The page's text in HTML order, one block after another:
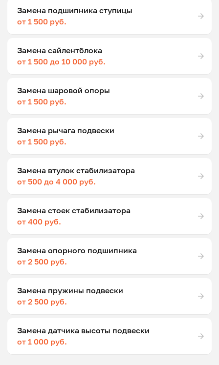
Замена подшипника ступицы
от 1 500 руб.
Замена сайлентблока
от 1 500 до 10 000 руб.
Замена шаровой опоры
от 1 500 руб.
Замена рычага подвески
от 1 500 руб.
Замена втулок стабилизатора
от 500 до 4 000 руб.
Замена стоек стабилизатора
от 400 руб.
Замена опорного подшипника
от 2 500 руб.
Замена пружины подвески
от 2 500 руб.
Замена датчика высоты подвески
от 1 000 руб.